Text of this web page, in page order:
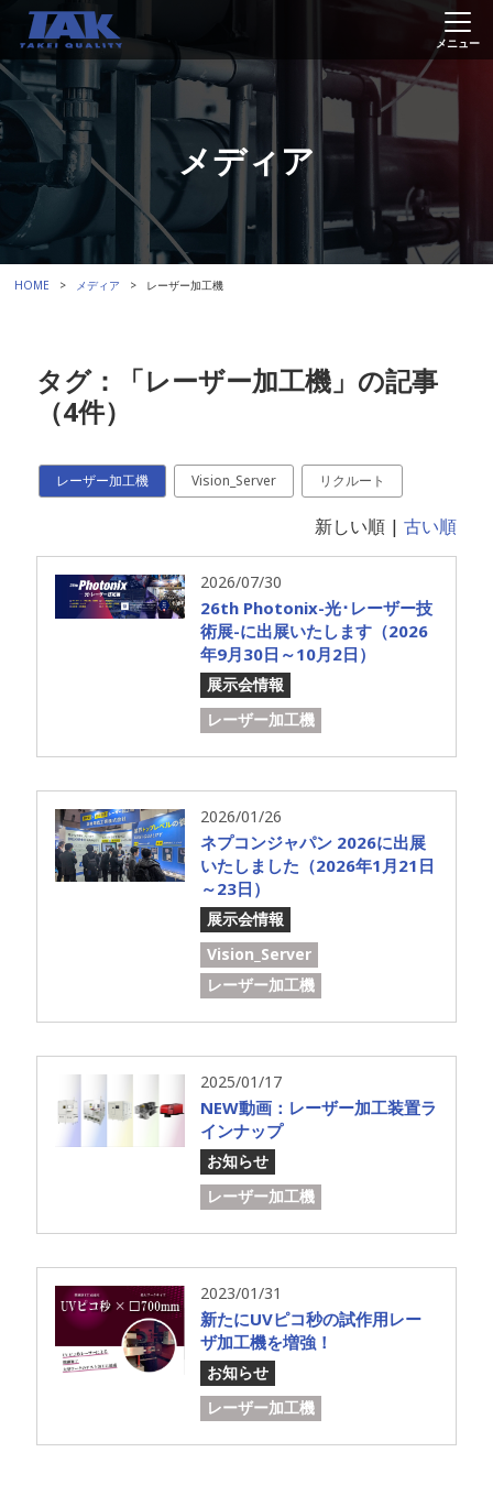
メディア
HOME メディア レーザー加工機
タグ：「レーザー加工機」の記事
（4件）
レーザー加工機 Vision_Server リクルート
新しい順 | 古い順
2026/07/30
26th Photonix-光･レーザー技
術展-に出展いたします（2026
年9月30日～10月2日）
展示会情報
レーザー加工機
2026/01/26
ネプコンジャパン 2026に出展
いたしました（2026年1月21日
～23日）
展示会情報
Vision_Server
レーザー加工機
2025/01/17
NEW動画：レーザー加工装置ラ
インナップ
お知らせ
レーザー加工機
2023/01/31
新たにUVピコ秒の試作用レー
ザ加工機を増強！
お知らせ
レーザー加工機